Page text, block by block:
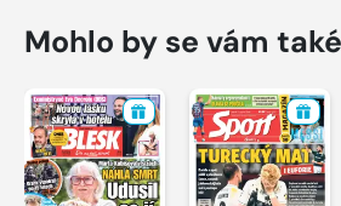
Mohlo by se vám